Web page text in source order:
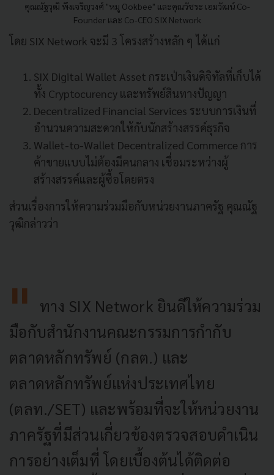
คุณณัฐวุฒิ พึงเจริญวงศ์ "หมู Ookbee" และคุณวัชระ เอมวัฒน์ Co-
Founder และ Co-CEO SIX Network
โดย SIX Network จะมี 3 โครงสร้างหลัก ๆ ได้แก่
SIX Digital Wallet Asset กระเป่าเงินดิจิทัลที่เก็บได้
ทั้ง Cryptocurency และทรัพย์สินทางปัญญา
Decentralized Financial Services ระบบการเงินที่
อำนวนความสะดวกให้กับนักสร้างสรรค์ธุรกิจ
Wallet-to-Wallet Decentralized Commerce การ
ค้าขายแบบไม่ต้องมีคนกลาง เชื่อมระหว่างผู้
สร้างสรรค์และผู้ซื้อโดยตรง
ส่วนเรื่องการให้ความร่วมมือกับหน่วยงานภาครัฐ คุณณัฐ
วุฒิกล่าวว่า
ทาง SIX Network ยินดีให้ความร่วม
มือกับสำนักงานคณะกรรมการกำกับ
ตลาดหลักทรัพย์ (กลต.) และ
ตลาดหลักทรัพย์แห่งประเทศไทย
(ตลท./SET) และพร้อมที่จะให้หน่วยงาน
ภาครัฐที่มีส่วนเกี่ยวข้องตรวจสอบดำเนิน
การอย่างเต็มที่ โดยเบื้องต้นได้ติดต่อ